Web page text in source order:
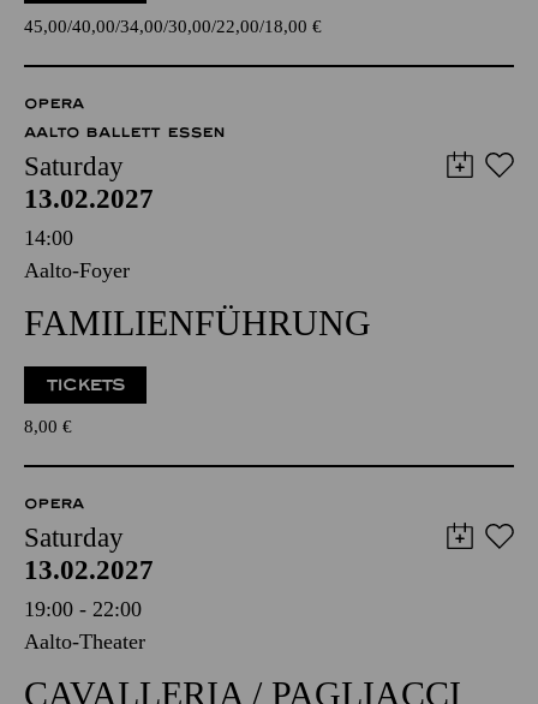
45,00 40,00 34,00 30,00 22,00 18,00 €
OPERA
AALTO BALLETT ESSEN
Saturday
13.02.2027
14:00
Aalto-Foyer
FAMILIENFÜHRUNG
TICKETS
8,00 €
OPERA
Saturday
13.02.2027
19:00 - 22:00
Aalto-Theater
CAVALLERIA / PAGLIACCI